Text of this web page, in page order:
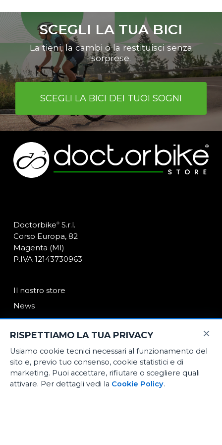
nell’apposita sezione del sito
www.shop.doctorbike.ito cmq tutte
le bici da corsa, MTB, gravel o e-bike
con un valore superiore a euro 2000.
SCEGLI LA TUA BICI
La tieni, la cambi o la restituisci senza
sorprese.
SCEGLI LA BICI DEI TUOI SOGNI
Doctorbike®S.r.l.
Corso Europa, 82
Magenta (MI)
P.IVA 12143730963
Il nostro store
News
Contatti
E-Commerce
Noleggio medio termine
Officina certificata
×
RISPETTIAMO LA TUA PRIVACY
Usiamo cookie tecnici necessari al funzionamento del
sito e, previo tuo consenso, cookie statistici e di
marketing. Puoi accettare, rifiutare o scegliere quali
attivare. Per dettagli vedi la Cookie Policy.